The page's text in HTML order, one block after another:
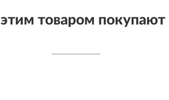
товаром покупают